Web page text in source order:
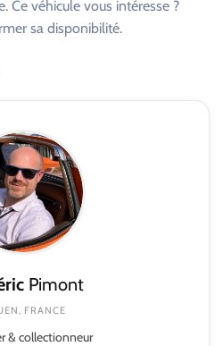
Ce véhicule vous intéresse ?
sa disponibilité.
Pimont
FRANCE
& collectionneur